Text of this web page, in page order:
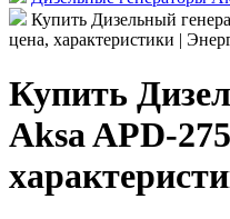
Купить Дизельный
цена, характеристики |
Купить
Aksa APD-